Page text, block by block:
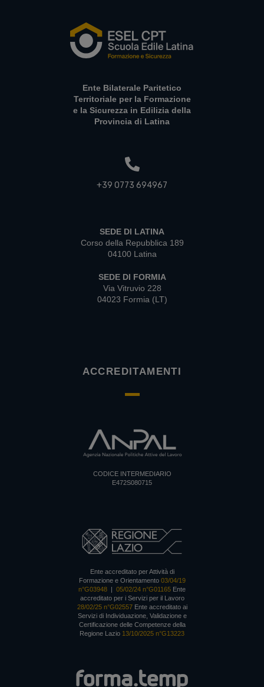
Ente Bilaterale Paritetico
Territoriale per la Formazione
e la Sicurezza in Edilizia della
Provincia di Latina
+39 0773 694967
SEDE DI LATINA
Corso della Repubblica 189
04100 Latina
SEDE DI FORMIA
Via Vitruvio 228
04023 Formia (LT)
ACCREDITAMENTI
CODICE INTERMEDIARIO
E472S080715
Ente accreditato per Attività di
Formazione e Orientamento 03/04/19
n°G03948 | 05/02/24 n°G01165 Ente
accreditato per i Servizi per il Lavoro
28/02/25 n°G02557Ente accreditato ai
Servizi di Individuazione, Validazione e
Certificazione delle Competenze della
Regione Lazio 13/10/2025 n°G13223